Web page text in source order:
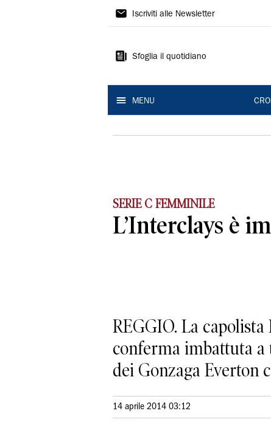
Gazzetta
Reggio
Iscriviti alle Newsletter
Sfoglia il quotidiano
MENU
SERIE C FEMMINILE
L’Interclays è
REGGIO. La
conferma imbattuta a
dei Gonzaga Everton
14 aprile 2014 03:12